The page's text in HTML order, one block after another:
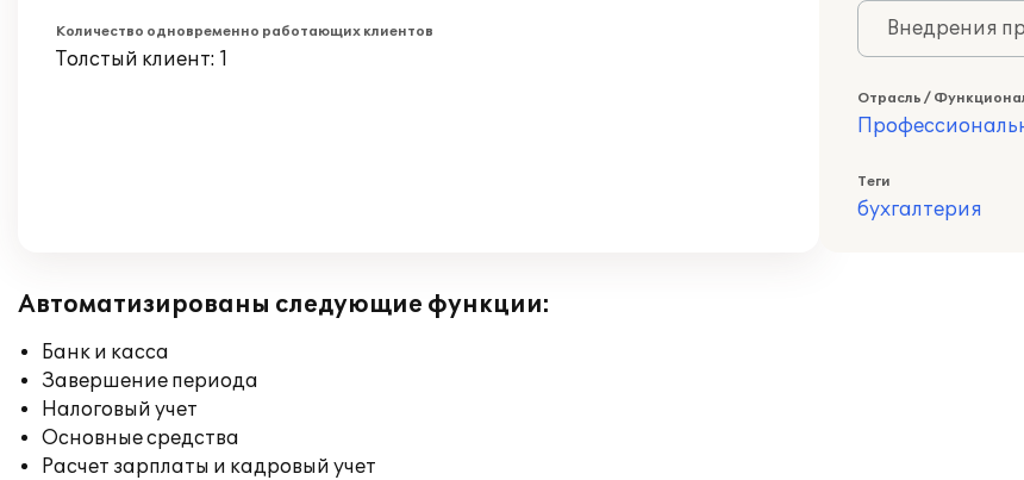
Количество одновременно работающих клиентов
Толстый клиент: 1
Внедрения
Отрасль /
Теги
бухгалтерия
Автоматизированы следующие функции:
Банк и касса
Завершение периода
Налоговый учет
Основные средства
Расчет зарплаты и кадровый учет